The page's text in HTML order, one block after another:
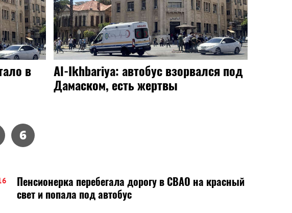
в "Локомотив" и "Трактор" сыграют в
первом матче нового сезона КХЛ
6
Пенсионерка перебегала дорогу в СВАО на красный
свет и попала под автобус